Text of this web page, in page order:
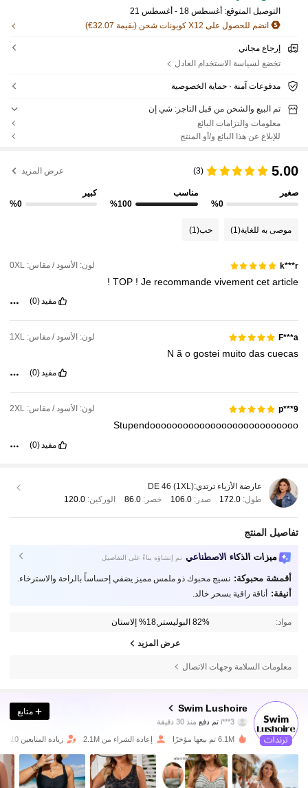
التوصيل المتوقع: أغسطس 18 - أغسطس 21
انضم للحصول على X12 كوبونات شحن (بقيمة 32.07€)
إرجاع مجاني
تخضع لسياسة الاستخدام العادل
مدفوعات آمنة · حماية الخصوصية
تم البيع والشحن من قبل التاجر: شي إن
معلومات والتزامات البائع
للإبلاغ عن هذا البائع و/أو المنتج
5.00
(3) عرض المزيد
صغير
%0
مناسب
%100
كبير
%0
موصى به للغاية(1) حب(1)
k***r لون: الأسود / مقاس: 0XL
TOP ! Je recommande vivement cet article
!
مفيد(0)
F***a لون: الأسود / مقاس: 1XL
N ã o gostei muito das cuecas
مفيد(0)
p***9 لون: الأسود / مقاس: 2XL
Stupendooooooooooooooooooooooooooo
مفيد (0)
عارضة الأزياء ترتدي:DE 46 (1XL)
طول: 172.0 صدر:106.0 خصر: 86.0 الوركين: 120.0
تفاصيل المنتج
ميزات الذكاء الاصطناعي تم إنشاؤه بناءً على التفاصيل
أقمشة محبوكة: نسيج محبوك ذو ملمس مميز يضفي إحساساً بالراحة والاسترخاء.
أنيقة: أناقة راقية بسحر خالد.
مواد: 82% البوليستر,18% إلاستان
عرض المزيد
معلومات السلامة وجهات الاتصال
Swim Lushoire
1***5 تمت متابعةقبل 4 ساعة
316K متابعون
متابع
6.1M تم بيعها مؤخرًا إعادة الشراء من 2.1M زيادة المتابعين 10%